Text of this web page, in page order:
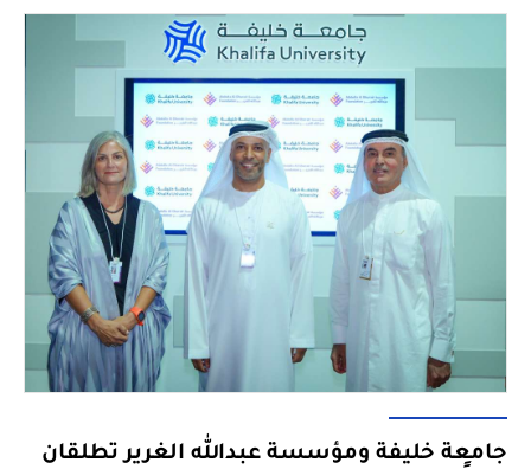
جامعة خليفة ومؤسسة عبدالله الغرير تطلقان